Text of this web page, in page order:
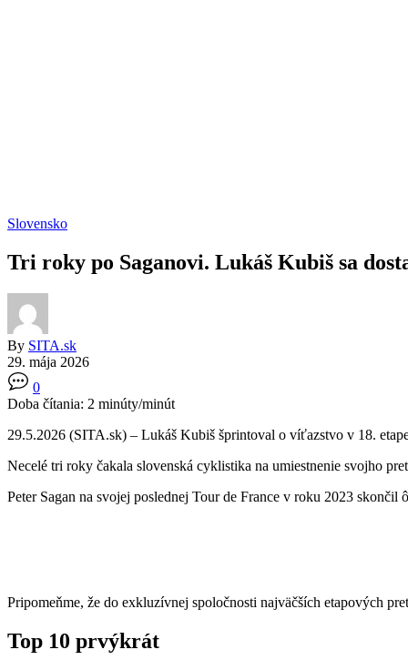
Slovensko
Tri roky po Saganovi. Lukáš Kubiš sa
By SITA.sk
29. mája 2026
0
Doba čítania: 2 minúty/minút
29.5.2026 (SITA.sk) – Lukáš Kubiš šprintoval o víťazstvo v 18.
Necelé tri roky čakala slovenská cyklistika na umiestnenie svojho
Peter Sagan na svojej poslednej Tour de France v roku 2023
Pripomeňme, že do exkluzívnej spoločnosti najväčších etapových
Top 10 prvýkrát